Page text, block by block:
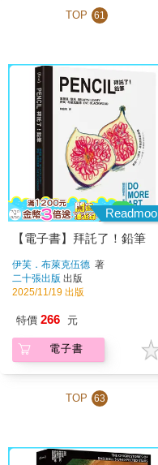
TOP 61
Readmoo
【電子書】拜託了！鉛筆
伊芙．布萊克伍德 著
二十張出版 出版
2025/11/19 出版
特價 266 元
電子書
TOP 63